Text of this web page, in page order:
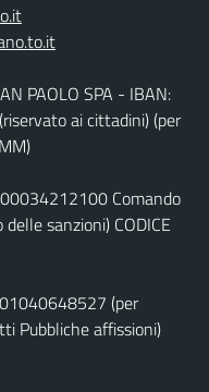
PAOLO SPA - IBAN:
ai cittadini) (per
Comando
sanzioni) CODICE
(per
Pubbliche affissioni)